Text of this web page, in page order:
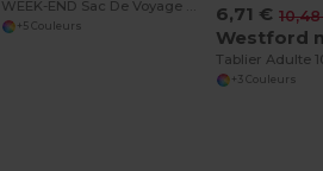
+5 Couleurs
6,71 €
Tablier Adulte
+3 Couleurs